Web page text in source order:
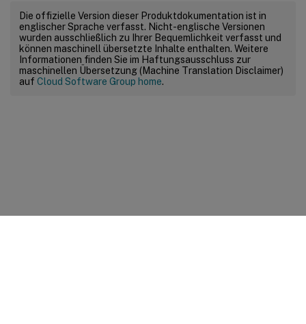
Die offizielle Version dieser Produktdokumentation ist in
englischer Sprache verfasst. Nicht-englische Versionen
wurden ausschließlich zu Ihrer Bequemlichkeit verfasst und
können maschinell übersetzte Inhalte enthalten. Weitere
Informationen finden Sie im Haftungsausschluss zur
maschinellen Übersetzung (Machine Translation Disclaimer)
auf Cloud Software Group home.